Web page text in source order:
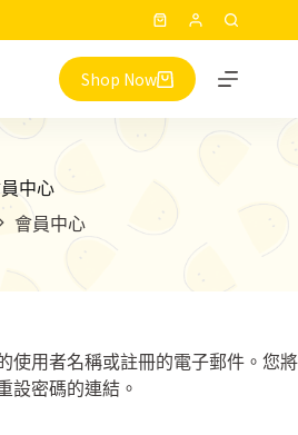
物
車
Shop Now
中心
會員中心
使用者名稱或註冊的電子郵件。您將
設密碼的連結。